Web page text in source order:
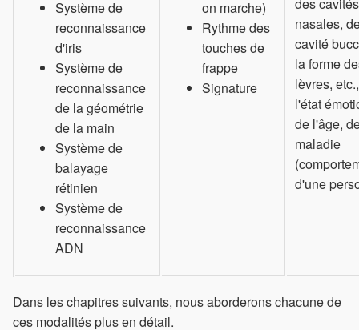
Système de
reconnaissance
d'iris
Système de
reconnaissance
de la géométrie
de la main
Système de
balayage
rétinien
Système de
reconnaissance
ADN
on marche)
Rythme des
touches de
frappe
Signature
nasales,
cavité
la forme
lèvres,
l'état
de l'âge,
maladie
d'une
Dans les chapitres suivants, nous aborderons chacune de
ces modalités plus en détail.